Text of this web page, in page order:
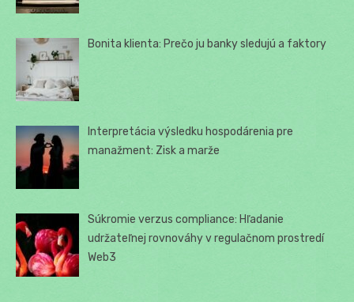
Bonita klienta: Prečo ju banky sledujú a faktory
Interpretácia výsledku hospodárenia pre
manažment: Zisk a marže
Súkromie verzus compliance: Hľadanie
udržateľnej rovnováhy v regulačnom prostredí
Web3